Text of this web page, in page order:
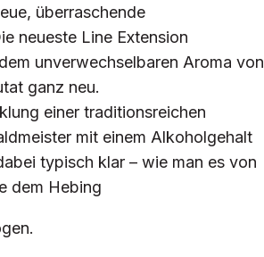
überraschende
neueste Line Extension
unverwechselbaren Aroma von
ganz neu.
einer traditionsreichen
mit einem Alkoholgehalt
typisch klar – wie man es von
dem Hebing